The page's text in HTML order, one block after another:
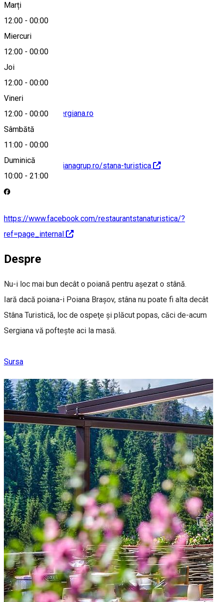
Marți
12:00 - 00:00
Miercuri
12:00 - 00:00
Joi
12:00 - 00:00
Vineri
12:00 - 00:00
Sâmbătă
11:00 - 00:00
Duminică
10:00 - 21:00
Hartă
stanaturistica@sergiana.ro
https://www.sergianagrup.ro/stana-turistica
https://www.facebook.com/restaurantstanaturistica/?
ref=page_internal
Despre
Nu-i loc mai bun decât o poiană pentru aşezat o stână.
Iară dacă poiana-i Poiana Braşov, stâna nu poate fi alta decât
Stâna Turistică, loc de ospeţe şi plăcut popas, căci de-acum
Sergiana vă pofteşte aci la masă.
Sursa